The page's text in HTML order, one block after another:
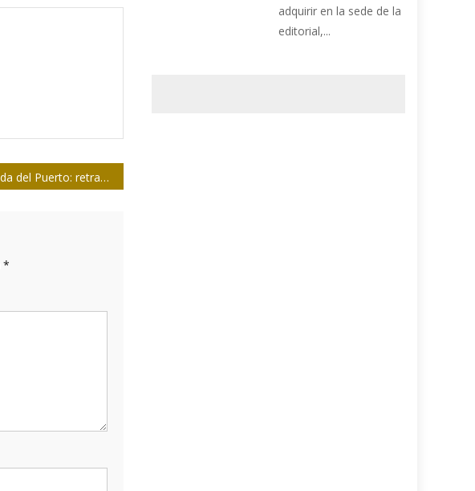
Avenida del Puerto: retrato de una obra decisiva
*
adquirir en la sede de la
editorial,...